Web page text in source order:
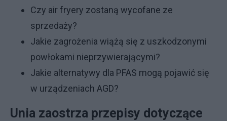
Czy air fryery zostaną wycofane ze
sprzedaży?
Jakie zagrożenia wiążą się z uszkodzonymi
powłokami nieprzywierającymi?
Jakie alternatywy dla PFAS mogą pojawić się
w urządzeniach AGD?
Unia zaostrza przepisy dotyczące